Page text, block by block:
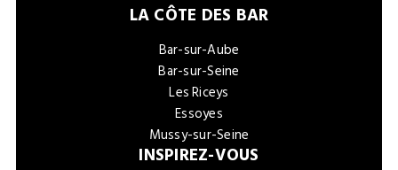
LA CÔTE DES BAR
Bar-sur-Aube
Bar-sur-Seine
Les Riceys
Essoyes
Mussy-sur-Seine
INSPIREZ-VOUS